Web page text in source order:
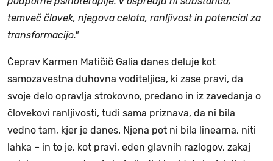
temveč človek, njegova celota, ranljivost in potencial za
transformacijo."
Čeprav Karmen Matičič Galia danes deluje kot
samozavestna duhovna voditeljica, ki zase pravi, da
svoje delo opravlja strokovno, predano in iz zavedanja o
človekovi ranljivosti, tudi sama priznava, da ni bila
vedno tam, kjer je danes. Njena pot ni bila linearna, niti
lahka – in to je, kot pravi, eden glavnih razlogov, zakaj